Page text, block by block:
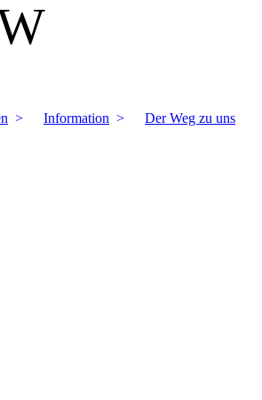
Information Der Weg zu uns